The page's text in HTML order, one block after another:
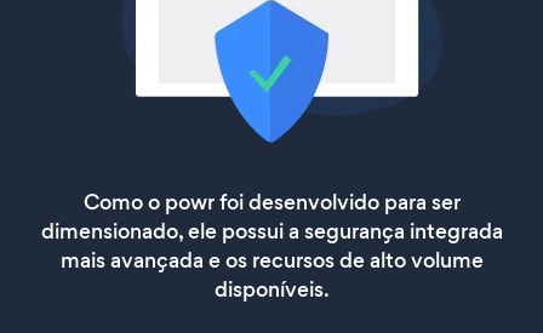
Como o powr foi desenvolvido para ser
dimensionado, ele possui a segurança integrada
mais avançada e os recursos de alto volume
disponíveis.